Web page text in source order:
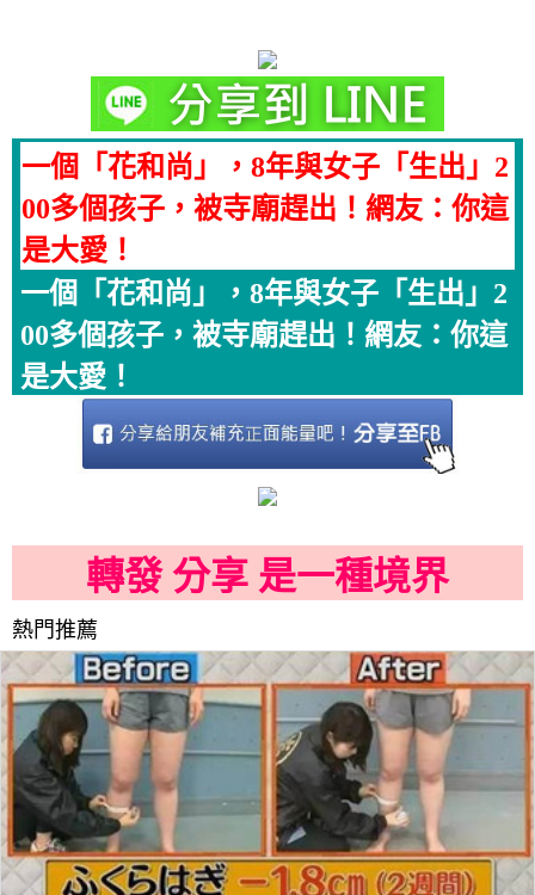
一個「花和尚」，8年與女子「生出」2
00多個孩子，被寺廟趕出！網友：你這
是大愛！
一個「花和尚」，8年與女子「生出」2
00多個孩子，被寺廟趕出！網友：你這
是大愛！
轉發 分享 是一種境界
熱門推薦